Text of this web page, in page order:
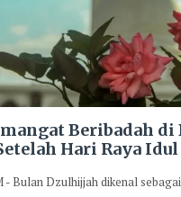
Beribadah di
Hari Raya Idul
- Bulan Dzulhijjah dikenal